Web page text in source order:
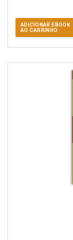
ADICIONAR EBOOK
AO CARRINHO